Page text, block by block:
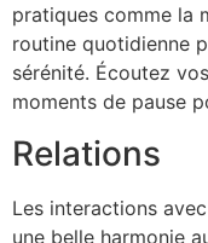
pratiques comme la
routine quotidienne
sérénité. Écoutez
moments de pause
Relations
Les interactions
une belle harmonie